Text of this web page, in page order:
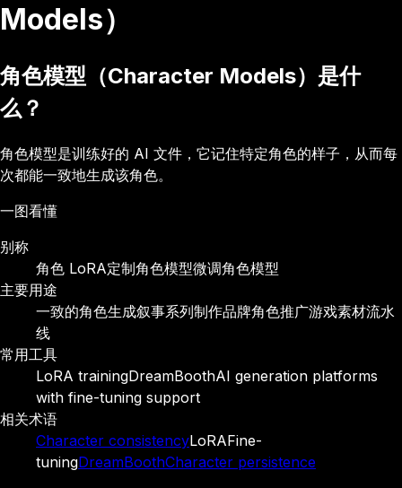
Models）
角色模型（Character Models）是什
么？
角色模型是训练好的 AI 文件，它记住特定角色的样子，从而每
次都能一致地生成该角色。
一图看懂
别称
角色 LoRA定制角色模型微调角色模型
主要用途
一致的角色生成叙事系列制作品牌角色推广游戏素材流水
线
常用工具
LoRA trainingDreamBoothAI generation platforms
with fine-tuning support
相关术语
Character consistencyLoRAFine-
tuningDreamBoothCharacter persistence